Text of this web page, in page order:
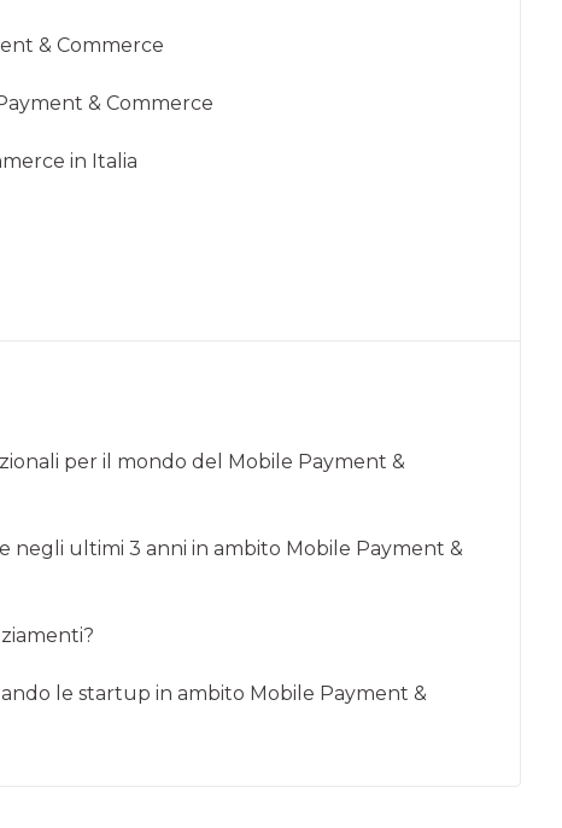
& Commerce
& Commerce
in Italia
per il mondo del Mobile Payment &
ultimi 3 anni in ambito Mobile Payment &
le startup in ambito Mobile Payment &